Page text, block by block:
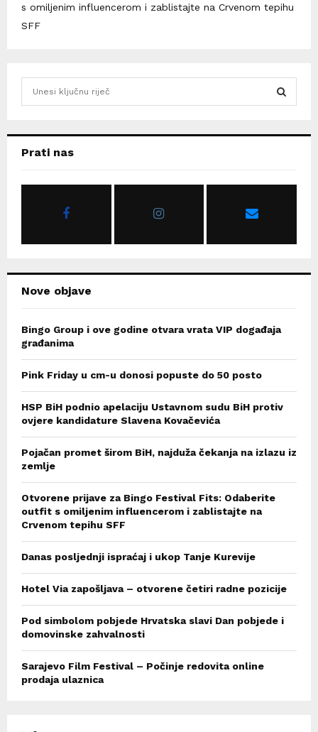
s omiljenim influencerom i zablistajte na Crvenom tepihu
SFF
hPrati nas
Nove objave
Bingo Group i ove godine otvara vrata VIP događaja
građanima
Pink Friday u cm-u donosi popuste do 50 posto
HSP BiH podnio apelaciju Ustavnom sudu BiH protiv
ovjere kandidature Slavena Kovačevića
Pojačan promet širom BiH, najduža čekanja na izlazu iz
zemlje
Otvorene prijave za Bingo Festival Fits: Odaberite
outfit s omiljenim influencerom i zablistajte na
Crvenom tepihu SFF
Danas posljednji ispraćaj i ukop Tanje Kurevije
Hotel Via zapošljava – otvorene četiri radne pozicije
Pod simbolom pobjede Hrvatska slavi Dan pobjede i
domovinske zahvalnosti
Sarajevo Film Festival – Počinje redovita online
prodaja ulaznica